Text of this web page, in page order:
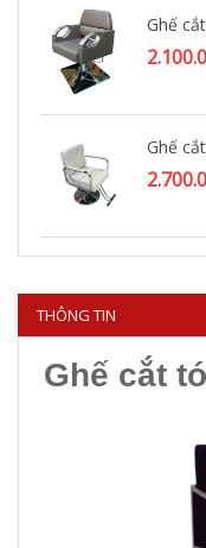
Ghế
Ghế
THÔNG TIN
Ghế cắt